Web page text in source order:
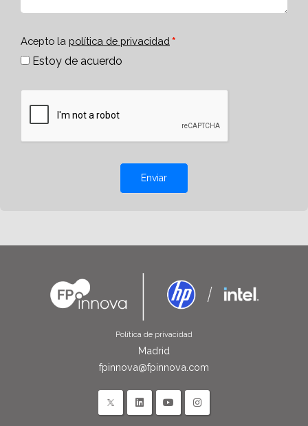
Acepto la política de privacidad
Estoy de acuerdo
Enviar
Política de privacidad
Madrid
fpinnova@fpinnova.com